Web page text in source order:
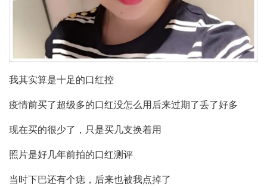
我其实算是十足的口红控
疫情前买了超级多的口红没怎么用后来过期了丢了好多
现在买的很少了，只是买几支换着用
照片是好几年前拍的口红测评
当时下巴还有个痣，后来也被我点掉了